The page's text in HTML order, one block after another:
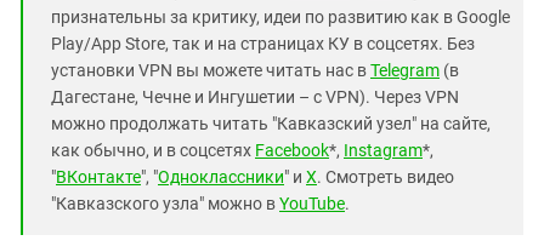
признательны за критику, идеи по развитию как в Google
Play/App Store, так и на страницах КУ в соцсетях. Без
установки VPN вы можете читать нас вTelegram (в
Дагестане, Чечне и Ингушетии – с VPN). Через VPN
можно продолжать читать "Кавказский узел" на сайте,
как обычно, и в соцсетях Facebook*, Instagram*,
"ВКонтакте", "Одноклассники" и X. Смотреть видео
"Кавказского узла" можно вYouTube.